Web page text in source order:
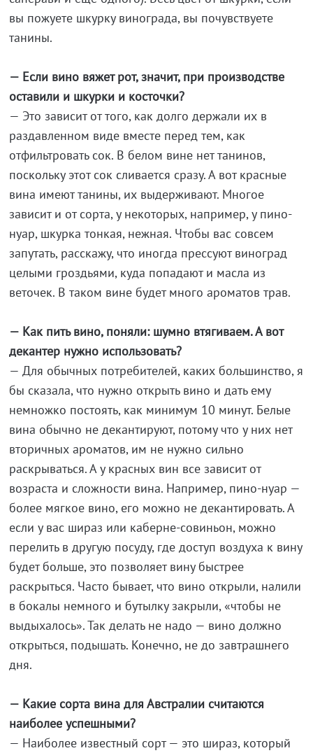
вы пожуете шкурку винограда, вы почувствуете
танины.
— Если вино вяжет рот, значит, при производстве
оставили и шкурки и косточки?
— Это зависит от того, как долго держали их в
раздавленном виде вместе перед тем, как
отфильтровать сок. В белом вине нет танинов,
поскольку этот сок сливается сразу. А вот красные
вина имеют танины, их выдерживают. Многое
зависит и от сорта, у некоторых, например, у пино-
нуар, шкурка тонкая, нежная. Чтобы вас совсем
запутать, расскажу, что иногда прессуют виноград
целыми гроздьями, куда попадают и масла из
веточек. В таком вине будет много ароматов трав.
— Как пить вино, поняли: шумно втягиваем. А вот
декантер нужно использовать?
— Для обычных потребителей, каких большинство, я
бы сказала, что нужно открыть вино и дать ему
немножко постоять, как минимум 10 минут. Белые
вина обычно не декантируют, потому что у них нет
вторичных ароматов, им не нужно сильно
раскрываться. А у красных вин все зависит от
возраста и сложности вина. Например, пино-нуар —
более мягкое вино, его можно не декантировать. А
если у вас шираз или каберне-совиньон, можно
перелить в другую посуду, где доступ воздуха к вину
будет больше, это позволяет вину быстрее
раскрыться. Часто бывает, что вино открыли, налили
в бокалы немного и бутылку закрыли, «чтобы не
выдыхалось». Так делать не надо — вино должно
открыться, подышать. Конечно, не до завтрашнего
дня.
— Какие сорта вина для Австралии считаются
наиболее успешными?
— Наиболее известный сорт — это шираз, который